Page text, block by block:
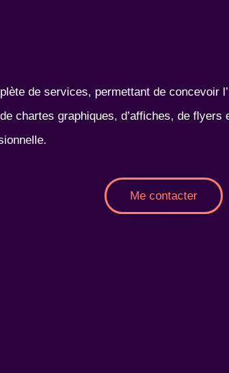
de services, permettant de concevoir
chartes graphiques, d’affiches, de
Me contacter